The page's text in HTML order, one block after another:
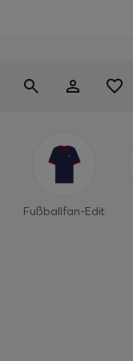
Fußballfan-Edit